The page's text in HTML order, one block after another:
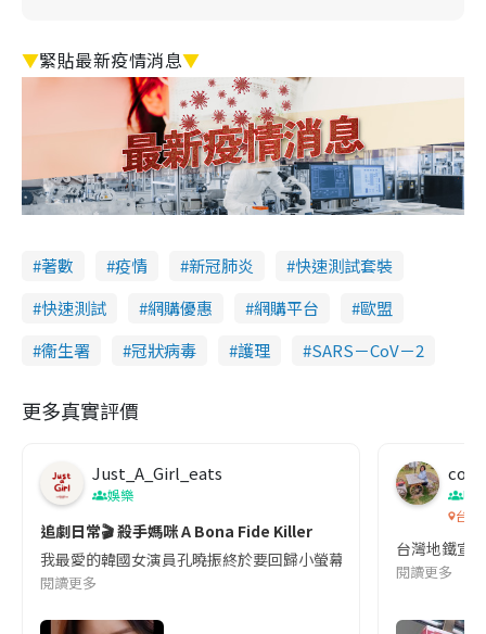
▼緊貼最新疫情消息▼
著數 疫情 新冠肺炎
快速測試套裝
快速測試
網購優惠 網購平台
歐盟
衞生署
冠狀病毒 護理 SARS－CoV－2
更多真實評價
Just_A_Girl_eats
娛樂
追劇日常🎬 殺手媽咪 A Bona Fide Killer
我最愛的韓國女演員孔曉振終於要回歸小螢幕啦!這次的劇本改編
閱讀更多
co
吹
台灣
台灣地鐵宣
閱讀更多